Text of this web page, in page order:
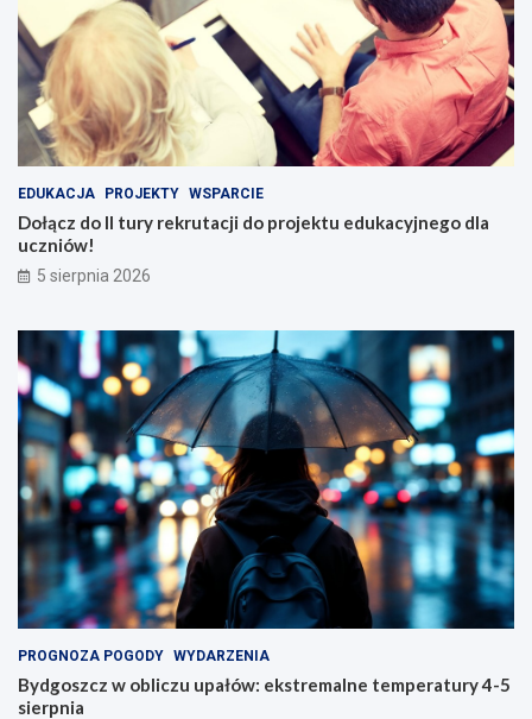
EDUKACJA PROJEKTY WSPARCIE
Dołącz do II tury rekrutacji do projektu edukacyjnego dla
uczniów!
5 sierpnia 2026
PROGNOZA POGODY WYDARZENIA
Bydgoszcz w obliczu upałów: ekstremalne temperatury 4-5
sierpnia